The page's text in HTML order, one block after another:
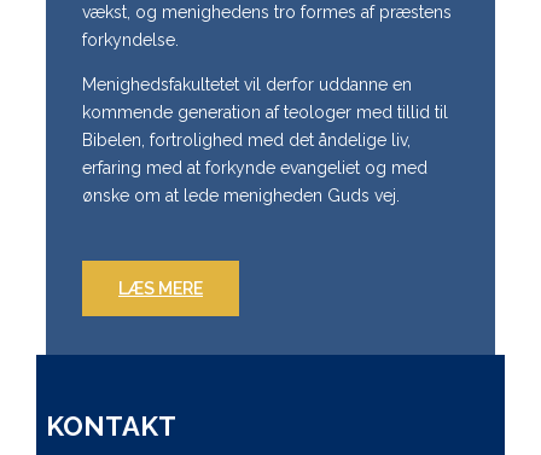
vækst, og menighedens tro formes af præstens
forkyndelse.
Menighedsfakultetet vil derfor uddanne en
kommende generation af teologer med tillid til
Bibelen, fortrolighed med det åndelige liv,
erfaring med at forkynde evangeliet og med
ønske om at lede menigheden Guds vej.
LÆS MERE
KONTAKT